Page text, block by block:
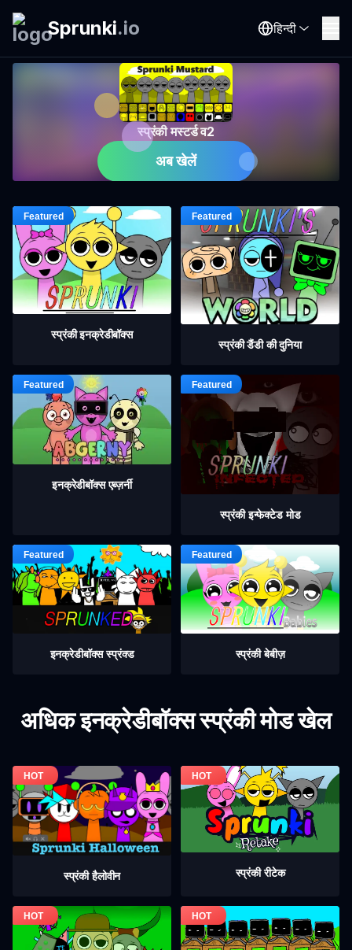
Sprunki.io हिन्दी
स्प्रंकी मस्टर्ड व2
अब खेलें
स्प्रंकी इनक्रेडीबॉक्स
स्प्रंकी डैंडी की दुनिया
इनक्रेडीबॉक्स एब्ज़र्नी
स्प्रंकी इन्फेक्टेड मोड
इनक्रेडीबॉक्स स्प्रंक्ड स्प्रंकी बेबीज़
अधिक इनक्रेडीबॉक्स स्प्रंकी मोड खेल
स्प्रंकी हैलोवीन स्प्रंकी रीटेक